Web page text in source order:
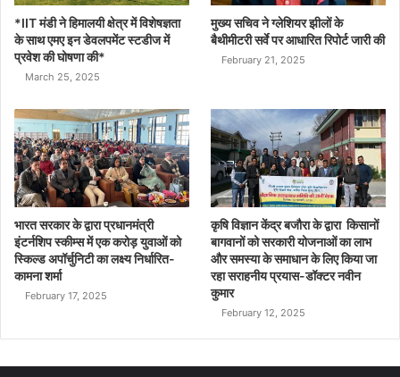
*IIT मंडी ने हिमालयी क्षेत्र में विशेषज्ञता
के साथ एमए इन डेवलपमेंट स्टडीज में
प्रवेश की घोषणा की*
March 25, 2025
मुख्य सचिव ने ग्लेशियर झीलों के
बैथीमीटरी सर्वे पर आधारित रिपोर्ट जारी की
February 21, 2025
भारत सरकार के द्वारा प्रधानमंत्री
इंटर्नशिप स्कीम्स में एक करोड़ युवाओं को
स्किल्ड अपॉर्चुनिटी का लक्ष्य निर्धारित-
कामना शर्मा
February 17, 2025
कृषि विज्ञान केंद्र बजौरा के द्वारा किसानों
बागवानों को सरकारी योजनाओं का लाभ
और समस्या के समाधान के लिए किया जा
रहा सराहनीय प्रयास-डॉक्टर नवीन
कुमार
February 12, 2025